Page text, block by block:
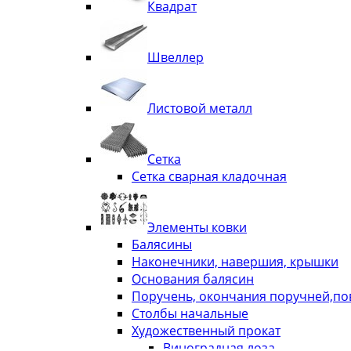
Квадрат
Швеллер
Листовой металл
Сетка
Сетка сварная кладочная
Элементы ковки
Балясины
Наконечники, навершия, крышки
Основания балясин
Поручень, окончания
Столбы начальные
Художественный прокат